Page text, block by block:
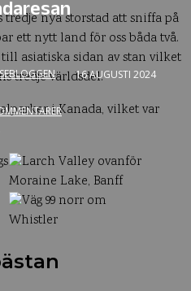
16 AUGUSTI 2024
nya storstad att sniffa på
ett nytt land för oss båda två.
asiatiska sidan av stan vilket
tredje världsdel.
i Kanada, vilket var